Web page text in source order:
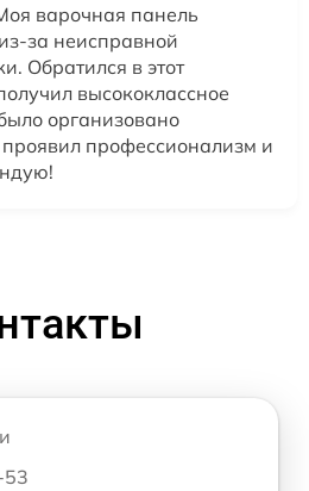
варочная панель
за неисправной
Обратился в этот
высококлассное
организовано
профессионализм и
53